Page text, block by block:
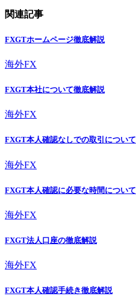
関連記事
FXGTホームページ徹底解説
海外FX
FXGT本社について徹底解説
海外FX
FXGT本人確認なしでの取引について
海外FX
FXGT本人確認に必要な時間について
海外FX
FXGT法人口座の徹底解説
海外FX
FXGT本人確認手続き徹底解説